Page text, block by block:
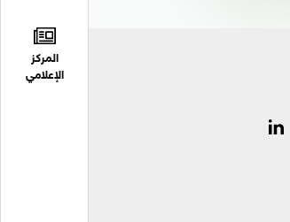
المركز
الإعلامي